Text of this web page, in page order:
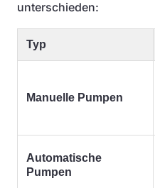
unterschieden:
Typ
Manuelle Pumpen
Automatische
Pumpen